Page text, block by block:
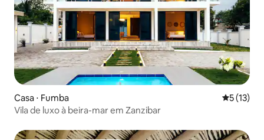
Casa ⋅ Fumba 5 de uma
5 (13)
Vila de luxo à beira-mar em Zanzibar